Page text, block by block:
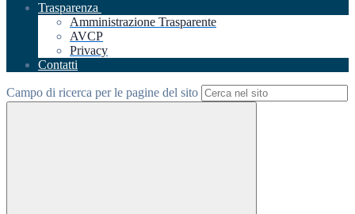
Trasparenza
Amministrazione Trasparente
AVCP
Privacy
Contatti
Campo di ricerca per le pagine del sito